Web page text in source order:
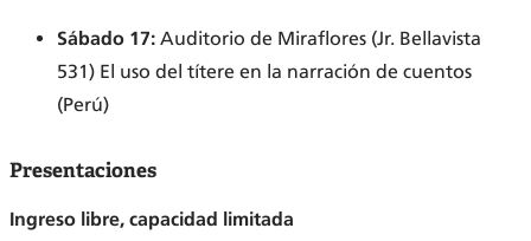
Sábado 17: Auditorio de Miraflores (Jr. Bellavista
531) El uso del títere en la narración de cuentos
(Perú)
Presentaciones
Ingreso libre, capacidad limitada